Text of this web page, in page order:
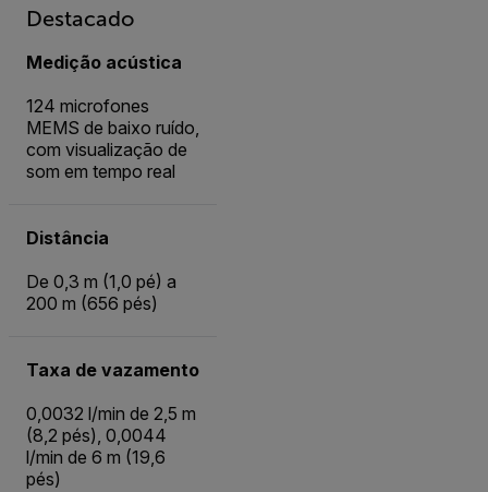
Destacado
Medição acústica
124 microfones
MEMS de baixo ruído,
com visualização de
som em tempo real
Distância
De 0,3 m (1,0 pé) a
200 m (656 pés)
Taxa de vazamento
0,0032 l/min de 2,5 m
(8,2 pés), 0,0044
l/min de 6 m (19,6
pés)